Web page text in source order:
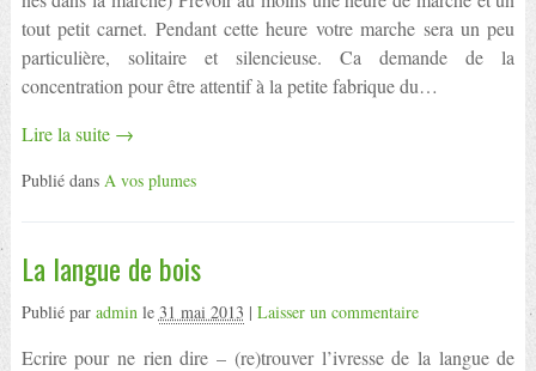
tout petit carnet. Pendant cette heure votre marche sera un peu
particulière, solitaire et silencieuse. Ca demande de la
concentration pour être attentif à la petite fabrique du…
Lire la suite →
Publié dans A vos plumes
La langue de bois
Publié par admin le 31 mai 2013 | Laisser un commentaire
Ecrire pour ne rien dire – (re)trouver l’ivresse de la langue de